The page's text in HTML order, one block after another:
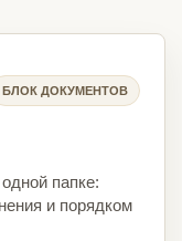
БЛОК ДОКУМЕНТОВ
папке:
и порядком